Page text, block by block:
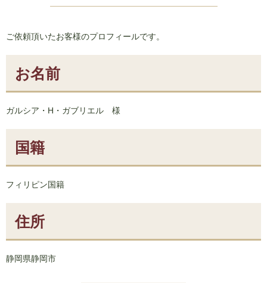
ご依頼頂いたお客様のプロフィールです。
お名前
ガルシア・H・ガブリエル 様
国籍
フィリピン国籍
住所
静岡県静岡市